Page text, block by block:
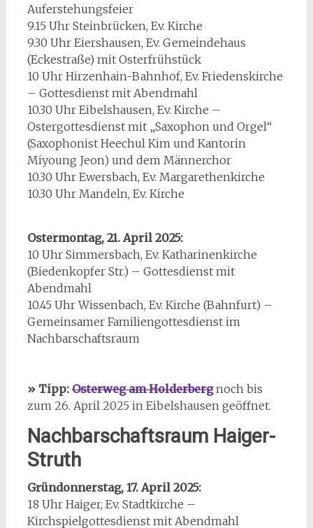
Auferstehungsfeier
9.15 Uhr Steinbrücken, Ev. Kirche
9.30 Uhr Eiershausen, Ev. Gemeindehaus
(Eckestraße) mit Osterfrühstück
10 Uhr Hirzenhain-Bahnhof, Ev. Friedenskirche
– Gottesdienst mit Abendmahl
10.30 Uhr Eibelshausen, Ev. Kirche –
Ostergottesdienst mit „Saxophon und Orgel“
(Saxophonist Heechul Kim und Kantorin
Miyoung Jeon) und dem Männerchor
10.30 Uhr Ewersbach, Ev. Margarethenkirche
10.30 Uhr Mandeln, Ev. Kirche
Ostermontag, 21. April 2025:
10 Uhr Simmersbach, Ev. Katharinenkirche
(Biedenkopfer Str.) – Gottesdienst mit
Abendmahl
10.45 Uhr Wissenbach, Ev. Kirche (Bahnfurt) –
Gemeinsamer Familiengottesdienst im
Nachbarschaftsraum
» Tipp: Osterweg am Holderberg noch bis
zum 26. April 2025 in Eibelshausen geöffnet.
Nachbarschaftsraum Haiger-
Struth
Gründonnerstag, 17. April 2025:
18 Uhr Haiger, Ev. Stadtkirche –
Kirchspielgottesdienst mit Abendmahl